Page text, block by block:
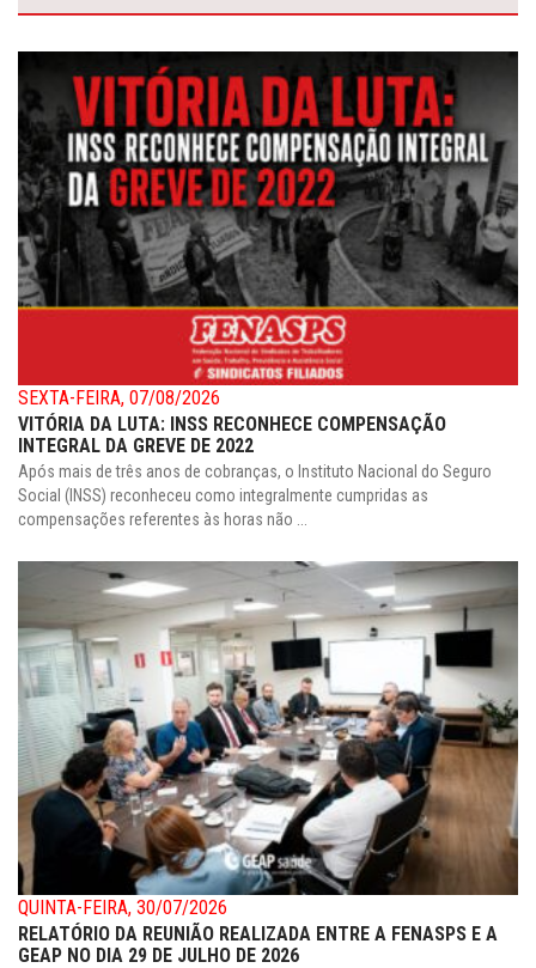
SEXTA-FEIRA, 07/08/2026
VITÓRIA DA LUTA: INSS RECONHECE COMPENSAÇÃO
INTEGRAL DA GREVE DE 2022
Após mais de três anos de cobranças, o Instituto Nacional do Seguro
Social (INSS) reconheceu como integralmente cumpridas as
compensações referentes às horas não ...
QUINTA-FEIRA, 30/07/2026
RELATÓRIO DA REUNIÃO REALIZADA ENTRE A FENASPS E A
GEAP NO DIA 29 DE JULHO DE 2026